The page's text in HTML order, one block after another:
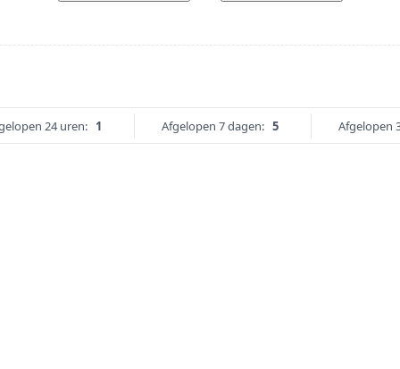
24 uren: 1 Afgelopen 7 dagen: 5 Afgelopen